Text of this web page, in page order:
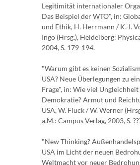
Legitimität internationaler
Das Beispiel der WTO", in:
und Ethik, H. Herrmann / K.-I.
Ingo (Hrsg.), Heidelberg:
2004, S. 179-194.
"Warum gibt es keinen
USA? Neue Überlegungen zu
Frage", in: Wie viel
Demokratie? Armut und
USA, W. Fluck / W. Werner
a.M.: Campus Verlag, 2003, S.
"New Thinking?
USA im Licht der neuen
Weltmacht vor neuer